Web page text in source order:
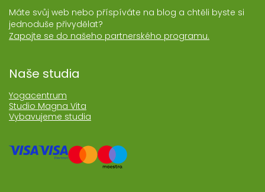
Máte svůj web nebo příspíváte na blog a chtěli byste si
jednoduše přivydělat?
Zapojte se do našeho partnerského programu.
Naše studia
Yogacentrum
Studio Magna Vita
Vybavujeme studia